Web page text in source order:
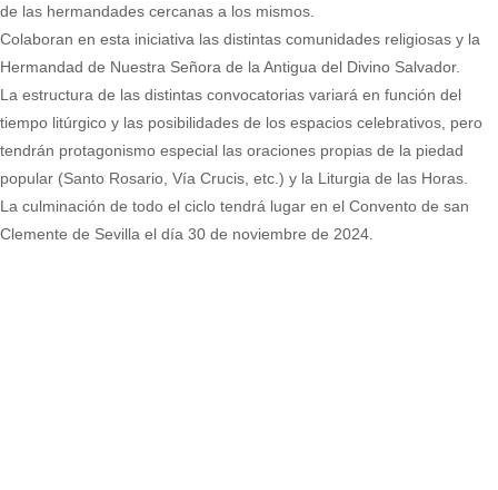
de las hermandades cercanas a los mismos.
Colaboran en esta iniciativa las distintas comunidades religiosas y la
Hermandad de Nuestra Señora de la Antigua del Divino Salvador.
La estructura de las distintas convocatorias variará en función del
tiempo litúrgico y las posibilidades de los espacios celebrativos, pero
tendrán protagonismo especial las oraciones propias de la piedad
popular (Santo Rosario, Vía Crucis, etc.) y la Liturgia de las Horas.
La culminación de todo el ciclo tendrá lugar en el Convento de san
Clemente de Sevilla el día 30 de noviembre de 2024.